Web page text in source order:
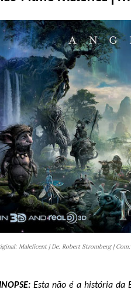
Maleficent | De: Robert Stromberg |
Esta não é a história da